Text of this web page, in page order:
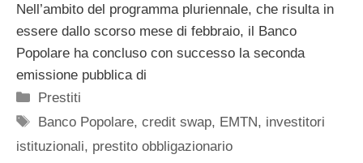
Nell’ambito del programma pluriennale, che risulta in
essere dallo scorso mese di febbraio, il Banco
Popolare ha concluso con successo la seconda
emissione pubblica di
Categorie
Prestiti
Tag
Banco Popolare,credit swap, EMTN, investitori
istituzionali, prestito obbligazionario